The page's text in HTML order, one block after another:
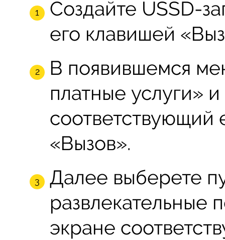
Создайте USSD-
его клавишей
В появившемся
платные услуги»
«Вызов».
Далее выберете
развлекательные
экране